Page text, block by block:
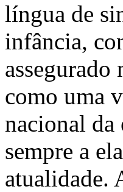
língua de
infância,
como uma
nacional da
sempre a
atualidade.